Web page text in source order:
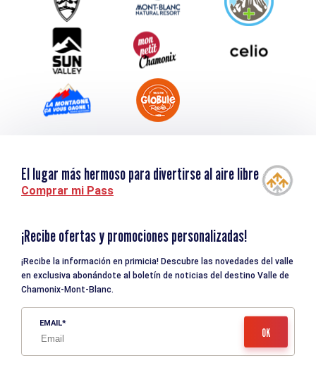
Descargar
Turismo y discapacidad
El lugar más hermoso para divertirse al aire libre
Comprar mi Pass
¡Recibe ofertas y promociones personalizadas!
¡Recibe la información en primicia! Descubre las novedades del valle
en exclusiva abonándote al boletín de noticias del destino Valle de
Chamonix-Mont-Blanc.
EMAIL